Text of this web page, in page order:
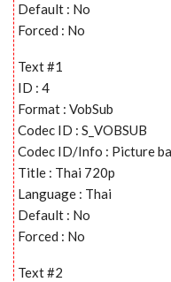
Default : No
Forced : No
Text #1
ID : 4
Format : VobSub
Codec ID : S_VOBSUB
Codec ID/Info : Picture
Title : Thai 720p
Language : Thai
Default : No
Forced : No
Text #2